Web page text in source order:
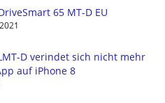
65 MT-D EU
D verindet sich nicht mehr
auf iPhone 8